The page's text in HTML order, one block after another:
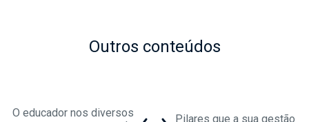
Outros conteúdos
O educador nos diversos
Pilares que a sua gestão